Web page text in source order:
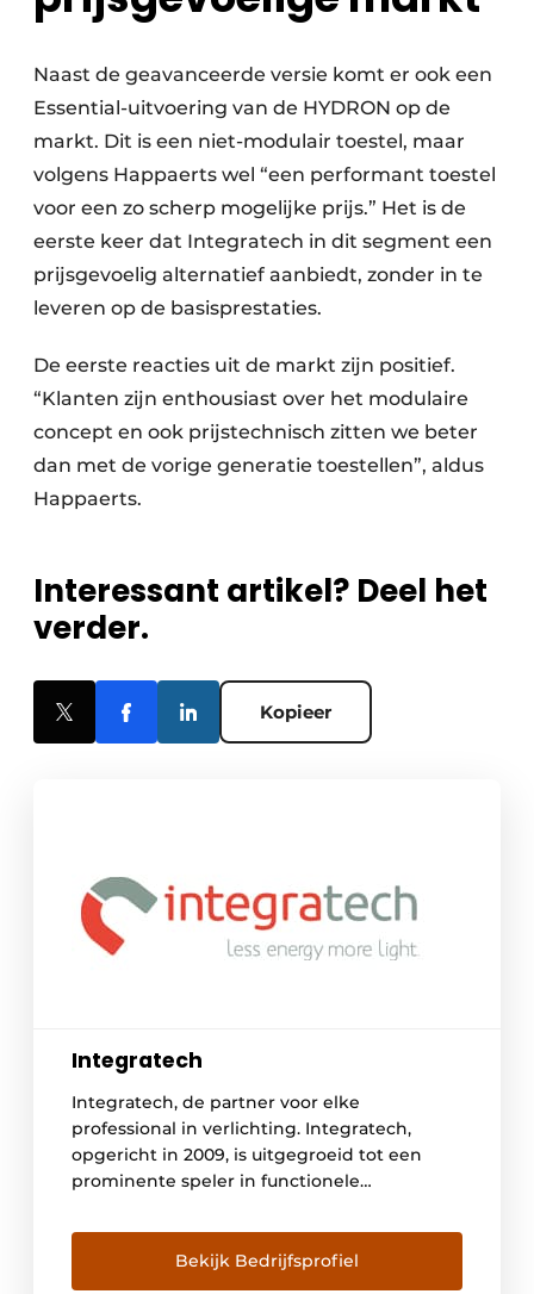
Naast de geavanceerde versie komt er ook een
Essential-uitvoering van de HYDRON op de
markt. Dit is een niet-modulair toestel, maar
volgens Happaerts wel “een performant toestel
voor een zo scherp mogelijke prijs.” Het is de
eerste keer dat Integratech in dit segment een
prijsgevoelig alternatief aanbiedt, zonder in te
leveren op de basisprestaties.
De eerste reacties uit de markt zijn positief.
“Klanten zijn enthousiast over het modulaire
concept en ook prijstechnisch zitten we beter
dan met de vorige generatie toestellen”, aldus
Happaerts.
Interessant artikel? Deel het
verder.
Kopieer
Integratech
Integratech, de partner voor elke
professional in verlichting. Integratech,
opgericht in 2009, is uitgegroeid tot een
prominente speler in functionele
ziekenhuizen, horeca, scholen, kantoorbouw,
… overal worden onze energiezuinige
oplossingen met veel succes toegepast. Bij
Bekijk Bedrijfsprofiel